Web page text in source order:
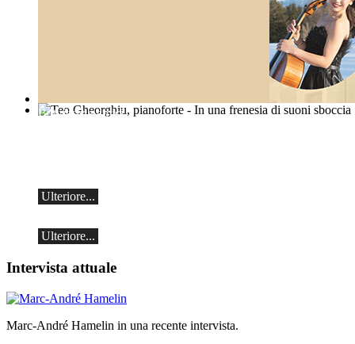
Botvinov e amici
Ulteriore...
Ulteriore...
Intervista attuale
Marc-André Hamelin in una recente intervista.